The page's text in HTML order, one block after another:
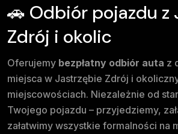
🚗 Odbiór pojazdu z
Zdrój i okolic
Oferujemy bezpłatny odbiór auta z
miejsca w Jastrzębie Zdrój i
miejscowościach. Niezależnie od
Twojego pojazdu – przyjedziemy,
załatwimy wszystkie formalności na